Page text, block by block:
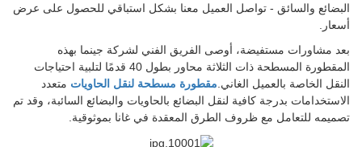
البضائع والسائق - تواصل العميل معنا بشكل استباقي للحصول على عرض
أسعار.
بعد مشاورات مستفيضة، أوصى الفريق الفني لشركة جينما بهذه
المقطورة المسطحة ذات الثلاثة محاور بطول 40 قدمًا لتلبية احتياجات
النقل الخاصة بالعميل الغاني. مقطورة مسطحة لنقل الحاويات متعدد
الاستخدامات بدرجة كافية لنقل البضائع بالحاويات والبضائع السائبة، وقد تم
تصميمه للتعامل مع ظروف الطرق المعقدة في غانا بموثوقية.